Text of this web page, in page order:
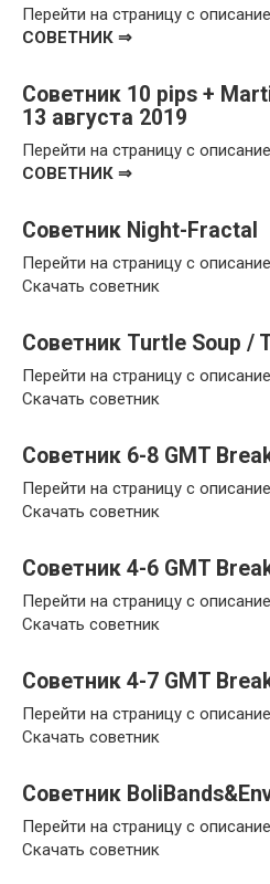
Перейти на страницу с
СОВЕТНИК ⇒
Советник 10 pips +
13 августа 2019
Перейти на страницу с
СОВЕТНИК ⇒
Советник Night-Fractal
Перейти на страницу с
Скачать советник
Советник Turtle Soup /
Перейти на страницу с
Скачать советник
Советник 6-8 GMT
Перейти на страницу с
Скачать советник
Советник 4-6 GMT
Перейти на страницу с
Скачать советник
Советник 4-7 GMT
Перейти на страницу с
Скачать советник
Советник
Перейти на страницу с
Скачать советник